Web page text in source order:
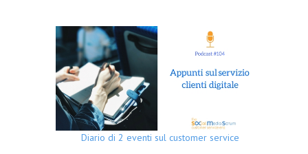
Diario di 2 eventi sul customer service